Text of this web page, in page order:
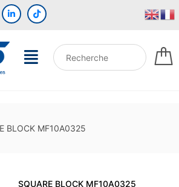
BLOCK MF10A0325
SQUARE BLOCK MF10A0325